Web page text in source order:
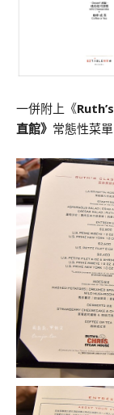
一併附上《
直館》 常態性菜單